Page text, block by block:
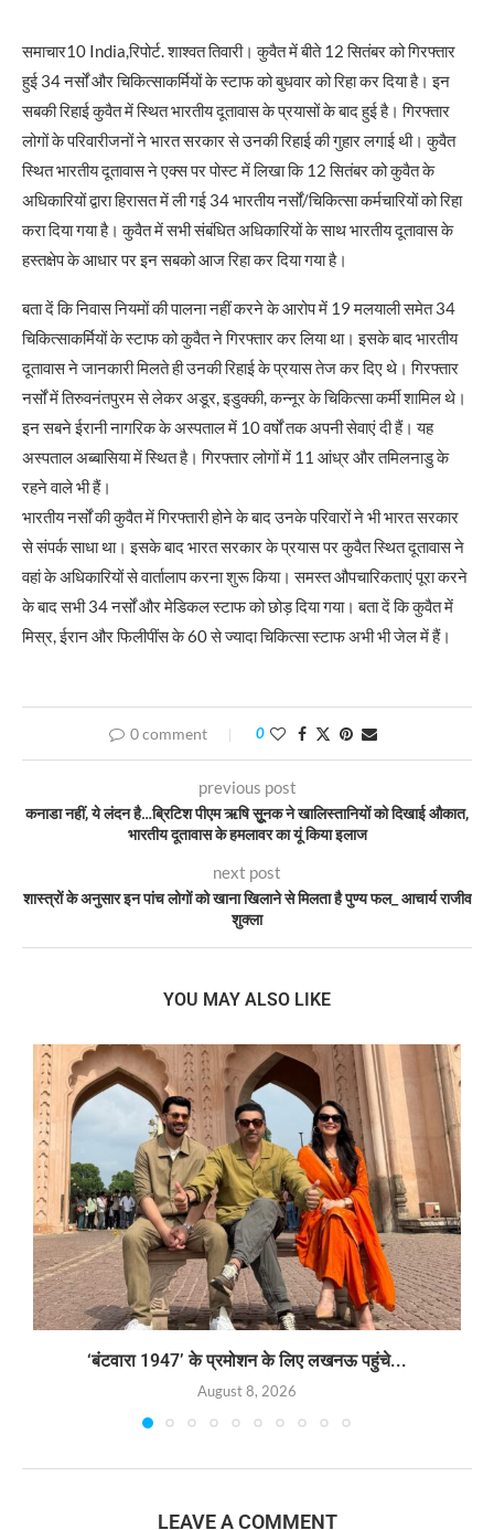
समाचार10 India,रिपोर्ट. शाश्वत तिवारी। कुवैत में बीते 12 सितंबर को गिरफ्तार
हुई 34 नर्सों और चिकित्साकर्मियों के स्टाफ को बुधवार को रिहा कर दिया है। इन
सबकी रिहाई कुवैत में स्थित भारतीय दूतावास के प्रयासों के बाद हुई है। गिरफ्तार
लोगों के परिवारीजनों ने भारत सरकार से उनकी रिहाई की गुहार लगाई थी। कुवैत
स्थित भारतीय दूतावास ने एक्स पर पोस्ट में लिखा कि 12 सितंबर को कुवैत के
अधिकारियों द्वारा हिरासत में ली गई 34 भारतीय नर्सों/चिकित्सा कर्मचारियों को रिहा
करा दिया गया है। कुवैत में सभी संबंधित अधिकारियों के साथ भारतीय दूतावास के
हस्तक्षेप के आधार पर इन सबको आज रिहा कर दिया गया है।
बता दें कि निवास नियमों की पालना नहीं करने के आरोप में 19 मलयाली समेत 34
चिकित्साकर्मियों के स्टाफ को कुवैत ने गिरफ्तार कर लिया था। इसके बाद भारतीय
दूतावास ने जानकारी मिलते ही उनकी रिहाई के प्रयास तेज कर दिए थे। गिरफ्तार
नर्सों में तिरुवनंतपुरम से लेकर अडूर, इडुक्की, कन्नूर के चिकित्सा कर्मी शामिल थे।
इन सबने ईरानी नागरिक के अस्पताल में 10 वर्षों तक अपनी सेवाएं दी हैं। यह
अस्पताल अब्बासिया में स्थित है। गिरफ्तार लोगों में 11 आंध्र और तमिलनाडु के
रहने वाले भी हैं।
भारतीय नर्सों की कुवैत में गिरफ्तारी होने के बाद उनके परिवारों ने भी भारत सरकार
से संपर्क साधा था। इसके बाद भारत सरकार के प्रयास पर कुवैत स्थित दूतावास ने
वहां के अधिकारियों से वार्तालाप करना शुरू किया। समस्त औपचारिकताएं पूरा करने
के बाद सभी 34 नर्सों और मेडिकल स्टाफ को छोड़ दिया गया। बता दें कि कुवैत में
मिस्र, ईरान और फिलीपींस के 60 से ज्यादा चिकित्सा स्टाफ अभी भी जेल में हैं।
0 comment 0
previous post
कनाडा नहीं, ये लंदन है…ब्रिटिश पीएम ऋषि सूुनक ने खालिस्तानियों को दिखाई औकात,
भारतीय दूतावास के हमलावर का यूं किया इलाज
next post
शास्त्रों के अनुसार इन पांच लोगों को खाना खिलाने से मिलता है पुण्य फल_ आचार्य राजीव
शुक्ला
YOU MAY ALSO LIKE
‘बंटवारा 1947’ के प्रमोशन के लिए लखनऊ पहुंचे...
August 8, 2026
LEAVE A COMMENT